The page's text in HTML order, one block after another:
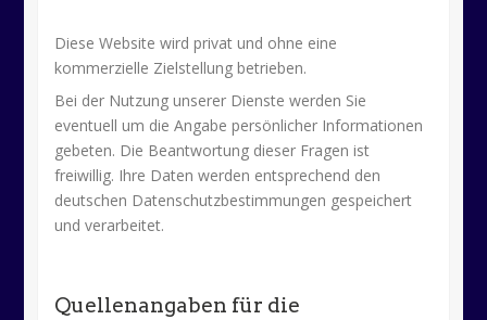
Diese Website wird privat und ohne eine
kommerzielle Zielstellung betrieben.
Bei der Nutzung unserer Dienste werden Sie
eventuell um die Angabe persönlicher Informationen
gebeten. Die Beantwortung dieser Fragen ist
freiwillig. Ihre Daten werden entsprechend den
deutschen Datenschutzbestimmungen gespeichert
und verarbeitet.
Quellenangaben für die